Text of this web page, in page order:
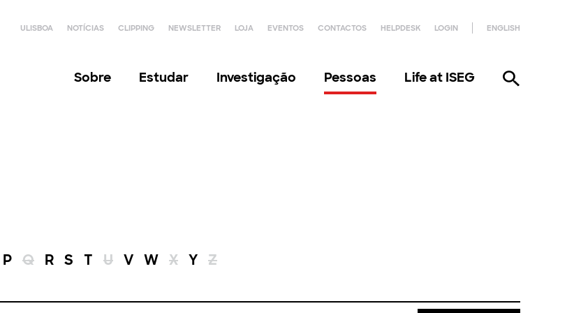
ULISBOA NOTÍCIAS CLIPPING NEWSLETTER LOJA EVENTOS CONTACTOS HELPDESK LOGIN ENGLISH
Sobre Estudar Investigação Pessoas Life at ISEG
P Q R S T U V W X Y Z